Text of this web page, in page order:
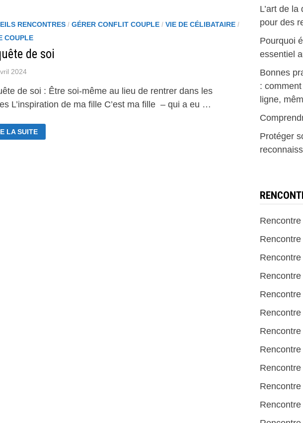
RENCONTRES/ GÉRER CONFLIT COUPLE/ VIE DE CÉLIBATAIRE/
COUPLE
de soi
2024
de soi : Être soi-même au lieu de rentrer dans les
L’inspiration de ma fille C’est ma fille – qui a eu …
LA SUITE
L’art de
pour des
Pourquoi
essentiel
Bonnes
:
ligne,
Protéger
Rencontre